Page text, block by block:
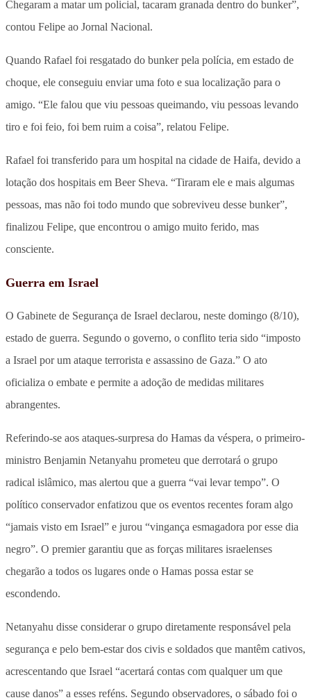
Chegaram a matar um policial, tacaram granada dentro do bunker”,
contou Felipe ao Jornal Nacional.
Quando Rafael foi resgatado do bunker pela polícia, em estado de
choque, ele conseguiu enviar uma foto e sua localização para o
amigo. “Ele falou que viu pessoas queimando, viu pessoas levando
tiro e foi feio, foi bem ruim a coisa”, relatou Felipe.
Rafael foi transferido para um hospital na cidade de Haifa, devido a
lotação dos hospitais em Beer Sheva. “Tiraram ele e mais algumas
pessoas, mas não foi todo mundo que sobreviveu desse bunker”,
finalizou Felipe, que encontrou o amigo muito ferido, mas
consciente.
Guerra em Israel
O Gabinete de Segurança de Israel declarou, neste domingo (8/10),
estado de guerra. Segundo o governo, o conflito teria sido “imposto
a Israel por um ataque terrorista e assassino de Gaza.” O ato
oficializa o embate e permite a adoção de medidas militares
abrangentes.
Referindo-se aos ataques-surpresa do Hamas da véspera, o primeiro-
ministro Benjamin Netanyahu prometeu que derrotará o grupo
radical islâmico, mas alertou que a guerra “vai levar tempo”. O
político conservador enfatizou que os eventos recentes foram algo
“jamais visto em Israel” e jurou “vingança esmagadora por esse dia
negro”. O premier garantiu que as forças militares israelenses
chegarão a todos os lugares onde o Hamas possa estar se
escondendo.
Netanyahu disse considerar o grupo diretamente responsável pela
segurança e pelo bem-estar dos civis e soldados que mantêm cativos,
acrescentando que Israel “acertará contas com qualquer um que
cause danos” a esses reféns. Segundo observadores, o sábado foi o